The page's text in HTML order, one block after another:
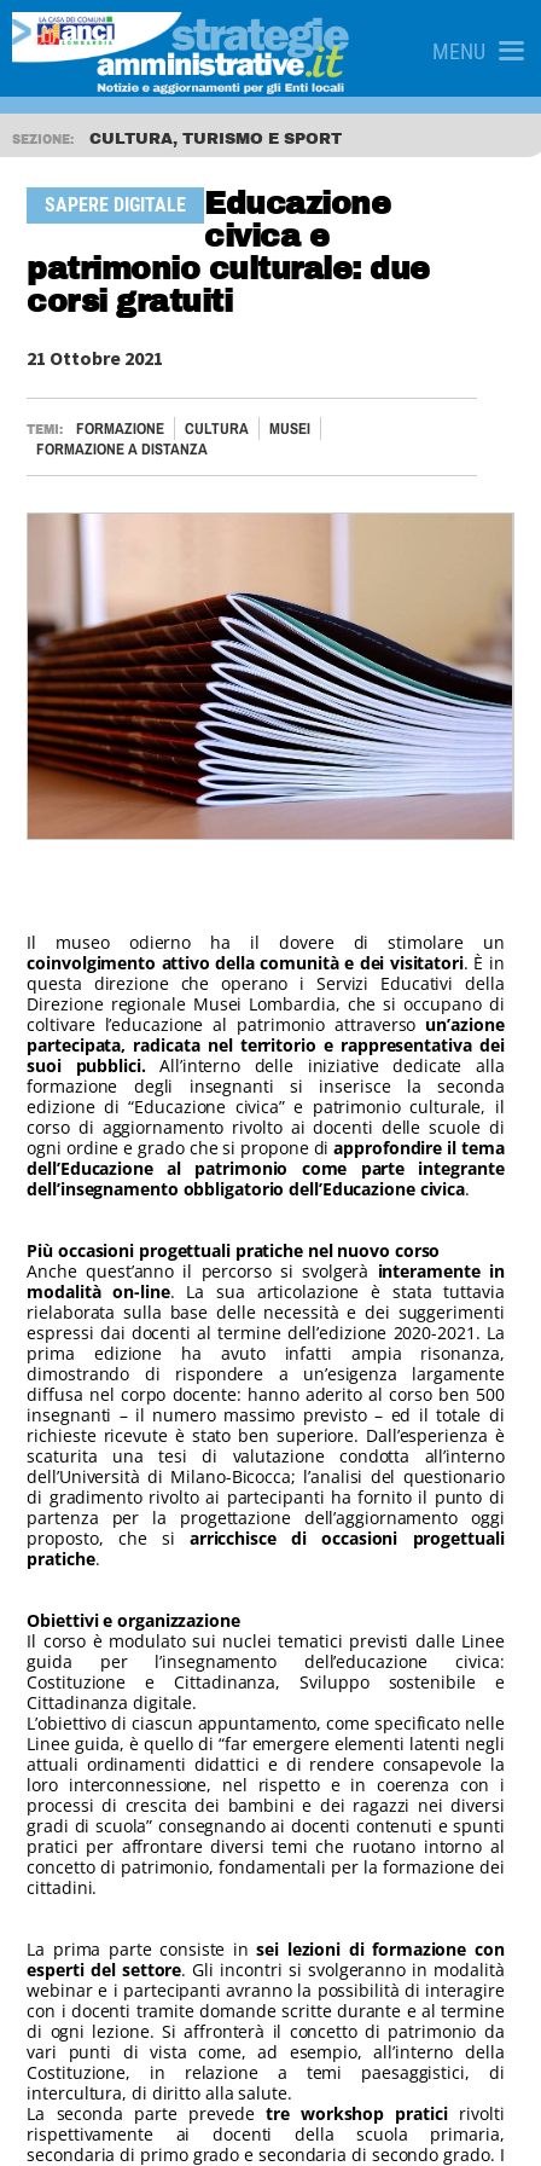
MENU
SEZIONE: CULTURA, TURISMO E SPORT
SAPERE DIGITALE
Educazione
civica e
patrimonio culturale: due
corsi gratuiti
21 Ottobre 2021
TEMI: FORMAZIONE CULTURA
MUSEI
FORMAZIONE A DISTANZA
Il museo odierno ha il dovere di stimolare un
coinvolgimento attivo della comunità e dei visitatori. È in
questa direzione che operano i Servizi Educativi della
Direzione regionale Musei Lombardia, che si occupano di
coltivare l’educazione al patrimonio attraverso un’azione
partecipata, radicata nel territorio e rappresentativa dei
suoi pubblici.All’interno delle iniziative dedicate alla
formazione degli insegnanti si inserisce la seconda
edizione di “Educazione civica” e patrimonio culturale, il
corso di aggiornamento rivolto ai docenti delle scuole di
ogni ordine e grado che si propone diapprofondire il tema
dell’Educazione al patrimonio come parte integrante
dell’insegnamento obbligatorio dell’Educazione civica.
Più occasioni progettuali pratiche nel nuovo corso
Anche quest’anno il percorso si svolgerà interamente in
modalità on-line. La sua articolazione è stata tuttavia
rielaborata sulla base delle necessità e dei suggerimenti
espressi dai docenti al termine dell’edizione 2020-2021. La
prima edizione ha avuto infatti ampia risonanza,
dimostrando di rispondere a un’esigenza largamente
diffusa nel corpo docente: hanno aderito al corso ben 500
insegnanti – il numero massimo previsto – ed il totale di
richieste ricevute è stato ben superiore. Dall’esperienza è
scaturita una tesi di valutazione condotta all’interno
dell’Università di Milano-Bicocca; l’analisi del questionario
di gradimento rivolto ai partecipanti ha fornito il punto di
partenza per la progettazione dell’aggiornamento oggi
proposto, che si arricchisce di occasioni progettuali
pratiche.
Obiettivi e organizzazione
Il corso è modulato sui nuclei tematici previsti dalle Linee
guida per l’insegnamento dell’educazione civica:
Costituzione e Cittadinanza, Sviluppo sostenibile e
Cittadinanza digitale.
L’obiettivo di ciascun appuntamento, come specificato nelle
Linee guida, è quello di “far emergere elementi latenti negli
attuali ordinamenti didattici e di rendere consapevole la
loro interconnessione, nel rispetto e in coerenza con i
processi di crescita dei bambini e dei ragazzi nei diversi
gradi di scuola” consegnando ai docenti contenuti e spunti
pratici per affrontare diversi temi che ruotano intorno al
concetto di patrimonio, fondamentali per la formazione dei
cittadini.
La prima parte consiste insei lezioni di formazione con
esperti del settore. Gli incontri si svolgeranno in modalità
webinar e i partecipanti avranno la possibilità di interagire
con i docenti tramite domande scritte durante e al termine
di ogni lezione. Si affronterà il concetto di patrimonio da
vari punti di vista come, ad esempio, all’interno della
Costituzione, in relazione a temi paesaggistici, di
intercultura, di diritto alla salute.
La seconda parte prevede tre workshop pratici rivolti
rispettivamente ai docenti della scuola primaria,
secondaria di primo grado e secondaria di secondo grado. I